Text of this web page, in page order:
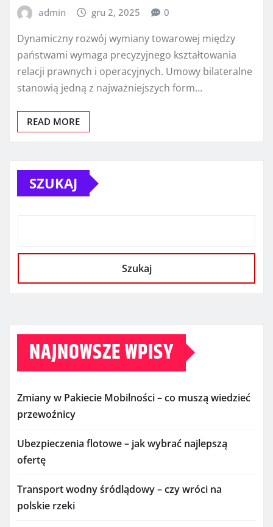
admin gru 2, 2025 0
Dynamiczny rozwój wymiany towarowej między
państwami wymaga precyzyjnego kształtowania
relacji prawnych i operacyjnych. Umowy bilateralne
stanowią jedną z najważniejszych form…
READ MORE
SZUKAJ
Szukaj
NAJNOWSZE WPISY
Zmiany w Pakiecie Mobilności – co muszą wiedzieć
przewoźnicy
Ubezpieczenia flotowe – jak wybrać najlepszą
ofertę
Transport wodny śródlądowy – czy wróci na
polskie rzeki